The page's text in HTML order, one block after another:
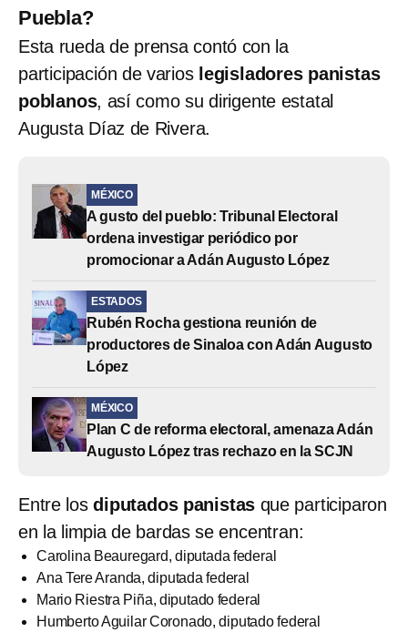
Puebla?
Esta rueda de prensa contó con la
participación de varios legisladores panistas
poblanos, así como su dirigente estatal
Augusta Díaz de Rivera.
MÉXICO
A gusto del pueblo: Tribunal Electoral
ordena investigar periódico por
promocionar a Adán Augusto López
ESTADOS
Rubén Rocha gestiona reunión de
productores de Sinaloa con Adán Augusto
López
MÉXICO
Plan C de reforma electoral, amenaza Adán
Augusto López tras rechazo en la SCJN
Entre losdiputados panistas que participaron
en la limpia de bardas se encentran:
Carolina Beauregard, diputada federal
Ana Tere Aranda, diputada federal
Mario Riestra Piña, diputado federal
Humberto Aguilar Coronado, diputado federal